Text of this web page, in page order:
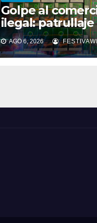
Golpe al
ilegal: patrullaje
mixto OS14
cigarrillos de
contrabando en
AGO 6, 2026